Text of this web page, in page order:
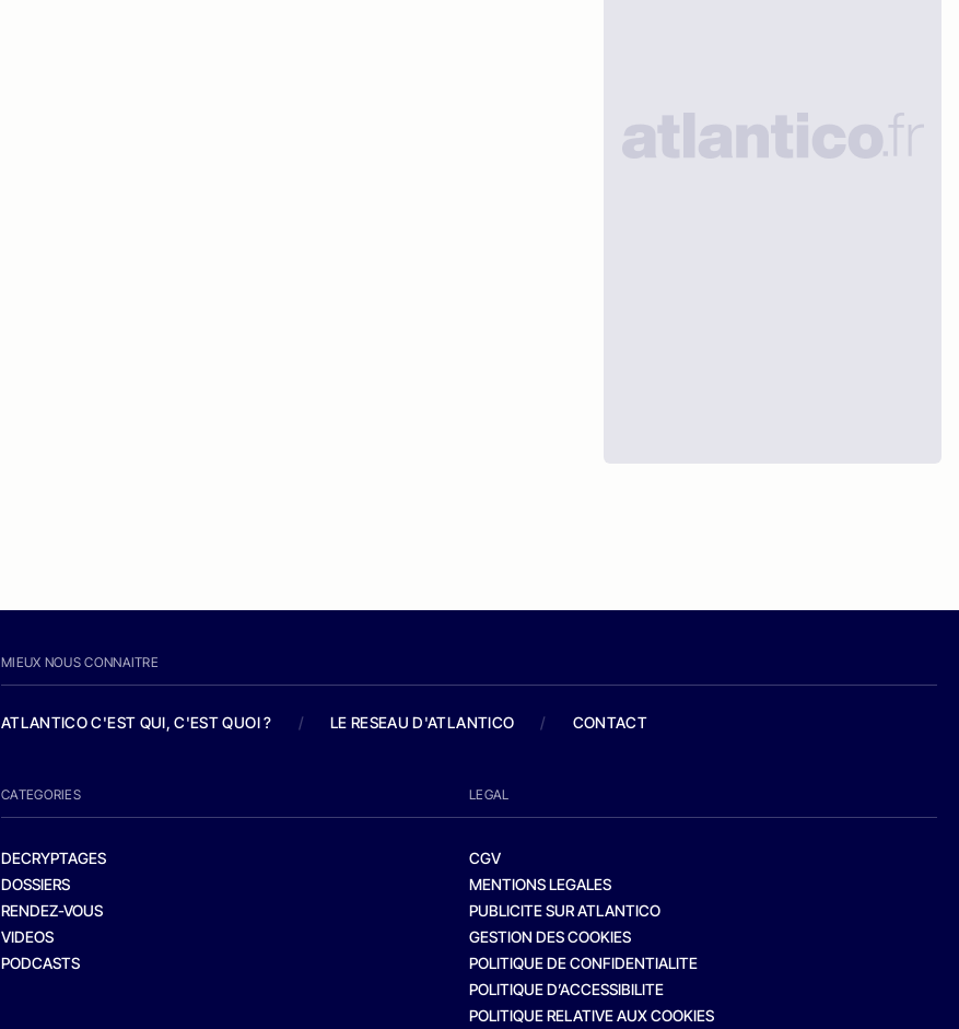
MIEUX NOUS CONNAITRE
ATLANTICO C'EST QUI, C'EST QUOI ? / LE RESEAU D'ATLANTICO / CONTACT
CATEGORIES
DECRYPTAGES
DOSSIERS
RENDEZ-VOUS
VIDEOS
PODCASTS
LEGAL
CGV
MENTIONS LEGALES
PUBLICITE SUR ATLANTICO
GESTION DES COOKIES
POLITIQUE DE CONFIDENTIALITE
POLITIQUE D’ACCESSIBILITE
POLITIQUE RELATIVE AUX COOKIES